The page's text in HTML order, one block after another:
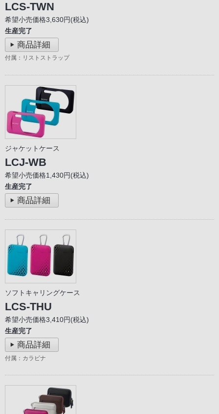
LCS-TWN
希望小売価格3,630円(税込)
生産完了
商品詳細
付属：リストストラップ
ジャケットケース
LCJ-WB
希望小売価格1,430円(税込)
生産完了
商品詳細
ソフトキャリングケース
LCS-THU
希望小売価格3,410円(税込)
生産完了
商品詳細
付属：カラビナ